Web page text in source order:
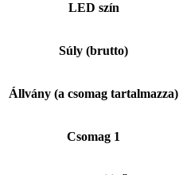
LED szín
Súly (brutto)
Állvány (a csomag tartalmazza)
Csomag 1